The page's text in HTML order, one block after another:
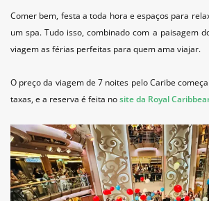
Comer bem, festa a toda hora e espaços para
um spa. Tudo isso, combinado com a paisagem
viagem as férias perfeitas para quem ama viajar.
O preço da viagem de 7 noites pelo Caribe
taxas, e a reserva é feita nosite da Royal